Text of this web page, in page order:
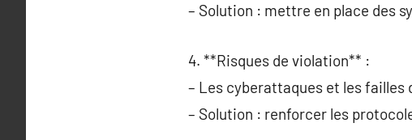
– Solution : mettre en place des
4. **Risques de violation** :
– Les cyberattaques et les
– Solution : renforcer les